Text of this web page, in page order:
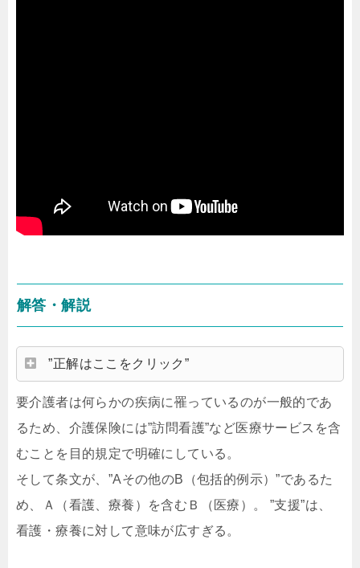
解答・解説
”正解はここをクリック”
要介護者は何らかの疾病に罹っているのが一般的であ
るため、介護保険には”訪問看護”など医療サービスを含
むことを目的規定で明確にしている。
そして条文が、”Aその他のB（包括的例示）”であるた
め、Ａ（看護、療養）を含むＢ（医療）。 ”支援”は、
看護・療養に対して意味が広すぎる。